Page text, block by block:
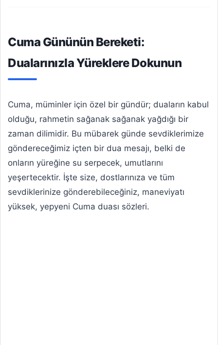
Cuma Gününün Bereketi:
Dualarınızla Yüreklere Dokunun
Cuma, müminler için özel bir gündür; duaların kabul
olduğu, rahmetin sağanak sağanak yağdığı bir
zaman dilimidir. Bu mübarek günde sevdiklerimize
göndereceğimiz içten bir dua mesajı, belki de
onların yüreğine su serpecek, umutlarını
yeşertecektir. İşte size, dostlarınıza ve tüm
sevdiklerinize gönderebileceğiniz, maneviyatı
yüksek, yepyeni Cuma duası sözleri.